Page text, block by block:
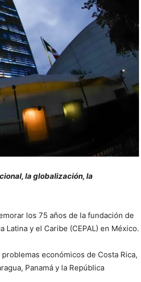
la globalización, la
los 75 años de la fundación de
Latina y el Caribe (CEPAL) en México.
económicos de Costa Rica,
Panamá y la República